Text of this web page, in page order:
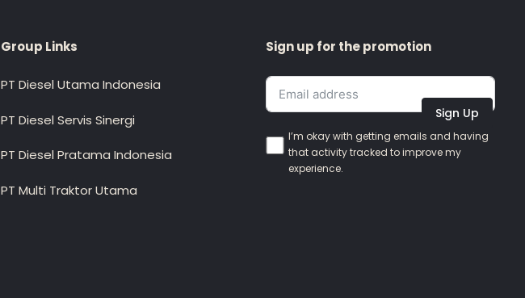
Group Links
PT Diesel Utama Indonesia
PT Diesel Servis Sinergi
PT Diesel Pratama Indonesia
PT Multi Traktor Utama
Sign up for the promotion
Sign Up
I’m okay with getting emails and having
that activity tracked to improve my
experience.